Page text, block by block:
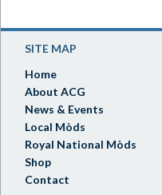
SITE MAP
Home
About ACG
News & Events
Local Mòds
Royal National Mòds
Shop
Contact